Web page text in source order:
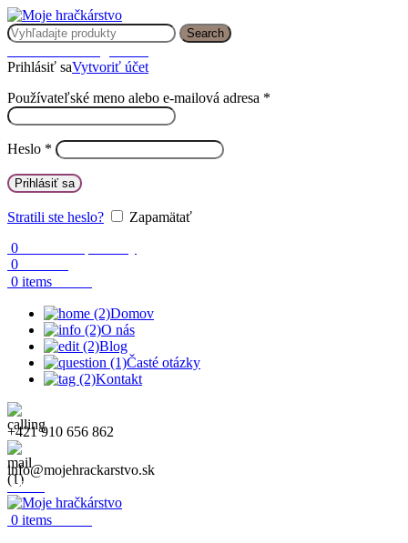
Search
Prihlásiť saVytvoriť účet
Používateľské meno alebo e-mailová adresa *
Heslo *
Prihlásiť sa
Stratili ste heslo?
Zapamätať
0
0
0 items
Domov
O nás
Blog
Časté otázky
Kontakt
+421 910 656 862
info@mojehrackarstvo.sk
Menu
0 items